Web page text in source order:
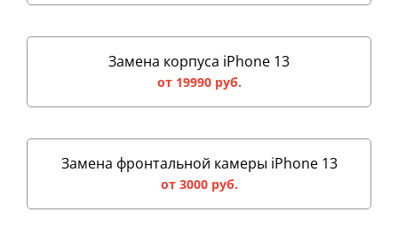
Замена корпуса iPhone 13
от 19990 руб.
Замена фронтальной камеры iPhone 13
от 3000 руб.